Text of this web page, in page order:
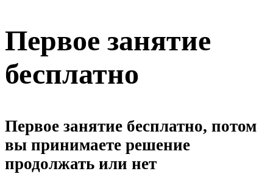
Первое занятие
бесплатно
Первое занятие бесплатно, потом
вы принимаете решение
продолжать или нет